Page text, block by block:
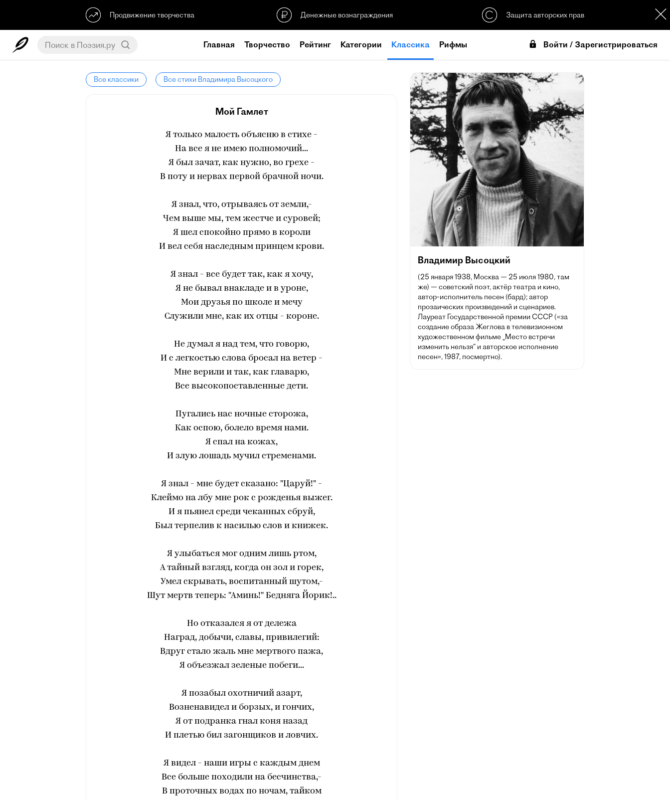
Продвижение творчества Денежные вознаграждения Защита авторских прав
Главная Творчество Рейтинг Категории Классика Рифмы Войти / Зарегистрироваться
Все классики Все стихи Владимира Высоцкого
Мой Гамлет
Я только малость объясню в стихе -
На все я не имею полномочий...
Я был зачат, как нужно, во грехе -
В поту и нервах первой брачной ночи.
Я знал, что, отрываясь от земли,-
Чем выше мы, тем жестче и суровей;
Я шел спокойно прямо в короли
И вел себя наследным принцем крови.
Я знал - все будет так, как я хочу,
Я не бывал внакладе и в уроне,
Мои друзья по школе и мечу
Служили мне, как их отцы - короне.
Не думал я над тем, что говорю,
И с легкостью слова бросал на ветер -
Мне верили и так, как главарю,
Все высокопоставленные дети.
Пугались нас ночные сторожа,
Как оспою, болело время нами.
Я спал на кожах,
И злую лошадь мучил стременами.
Я знал - мне будет сказано: "Царуй!" -
Клеймо на лбу мне рок с рожденья выжег.
И я пьянел среди чеканных сбруй,
Был терпелив к насилью слов и книжек.
Я улыбаться мог одним лишь ртом,
А тайный взгляд, когда он зол и горек,
Умел скрывать, воспитанный шутом,-
Шут мертв теперь: "Аминь!" Бедняга Йорик!..
Но отказался я от дележа
Наград, добычи, славы, привилегий:
Вдруг стало жаль мне мертвого пажа,
Я объезжал зеленые побеги...
Я позабыл охотничий азарт,
Возненавидел и борзых, и гончих,
Я от подранка гнал коня назад
И плетью бил загонщиков и ловчих.
Я видел - наши игры с каждым днем
Все больше походили на бесчинства,-
В проточных водах по ночам, тайком
Владимир Высоцкий
(25 января 1938, Москва — 25 июля 1980, там
же) — советский поэт, актёр театра и кино,
автор-исполнитель песен (бард); автор
прозаических произведений и сценариев.
Лауреат Государственной премии СССР («за
создание образа Жеглова в телевизионном
художественном фильме „Место встречи
изменить нельзя“ и авторское исполнение
песен», 1987, посмертно).